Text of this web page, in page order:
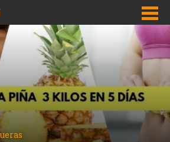
peso
y bajar de peso